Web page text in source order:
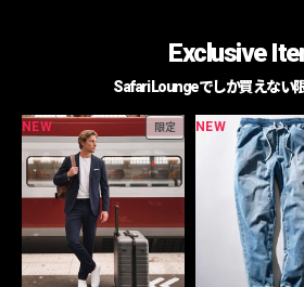
Exclusive
Safari Loungeでしか買えない
NEW 限定 NEW